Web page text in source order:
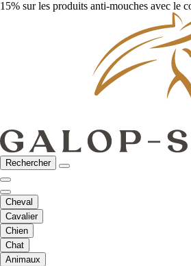
15% sur les produits anti-mouches avec le
Rechercher
Cheval
Cavalier
Chien
Chat
Animaux